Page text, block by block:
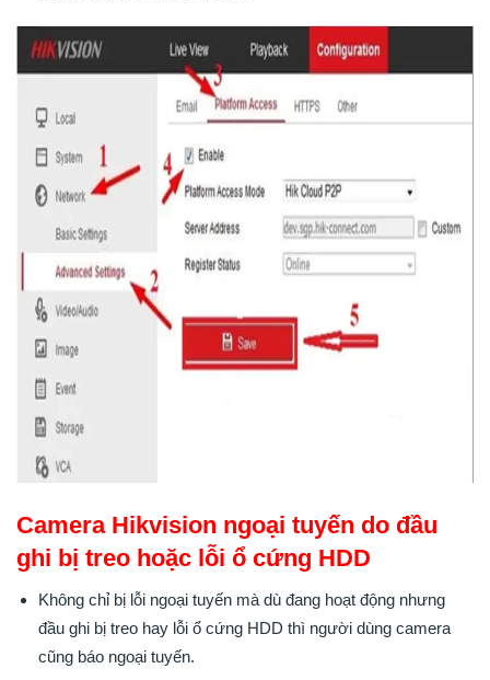
Camera Hikvision ngoại tuyến do đầu
ghi bị treo hoặc lỗi ổ cứng HDD
Không chỉ bị lỗi ngoại tuyến mà dù đang hoạt động nhưng
đầu ghi bị treo hay lỗi ổ cứng HDD thì người dùng camera
cũng báo ngoại tuyến.